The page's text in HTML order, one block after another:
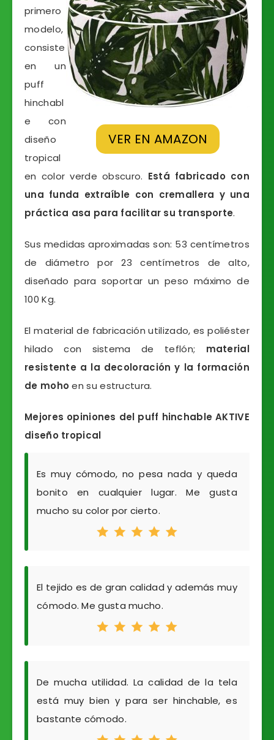
VER EN AMAZON
primero
modelo,
consiste
en un
puff
hinchabl
e con
diseño
tropical
en color verde obscuro. Está fabricado con
una funda extraíble con cremallera y una
práctica asa para facilitar su transporte.
Sus medidas aproximadas son: 53 centímetros
de diámetro por 23 centímetros de alto,
diseñado para soportar un peso máximo de
100 Kg.
El material de fabricación utilizado, es poliéster
hilado con sistema de teflón; material
resistente a la decoloración y la formación
de mohoen su estructura.
Mejores opiniones del puff hinchable AKTIVE
diseño tropical
Es muy cómodo, no pesa nada y queda
bonito en cualquier lugar. Me gusta
mucho su color por cierto.
El tejido es de gran calidad y además muy
cómodo. Me gusta mucho.
De mucha utilidad. La calidad de la tela
está muy bien y para ser hinchable, es
bastante cómodo.